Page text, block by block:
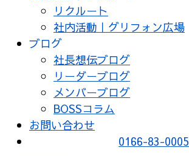
リクルート
社内活動｜グリフォン広場
ブログ
社長想伝ブログ
リーダーブログ
メンバーブログ
BOSSコラム
お問い合わせ
0166-83-0005